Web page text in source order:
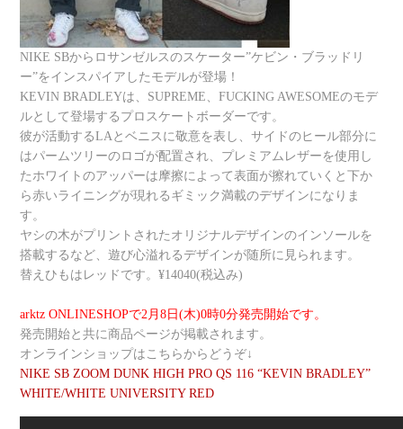
NIKE SBからロサンゼルスのスケーター”ケビン・ブラッドリ
ー”をインスパイアしたモデルが登場！
KEVIN BRADLEYは、SUPREME、FUCKING AWESOMEのモデ
ルとして登場するプロスケートボーダーです。
彼が活動するLAとベニスに敬意を表し、サイドのヒール部分に
はパームツリーのロゴが配置され、プレミアムレザーを使用し
たホワイトのアッパーは摩擦によって表面が擦れていくと下か
ら赤いライニングが現れるギミック満載のデザインになりま
す。
ヤシの木がプリントされたオリジナルデザインのインソールを
搭載するなど、遊び心溢れるデザインが随所に見られます。
替えひもはレッドです。¥14040(税込み)
arktz ONLINESHOPで2月8日(木)0時0分発売開始です。
発売開始と共に商品ページが掲載されます。
オンラインショップはこちらからどうぞ↓
NIKE SB ZOOM DUNK HIGH PRO QS 116 “KEVIN BRADLEY”
WHITE/WHITE UNIVERSITY RED